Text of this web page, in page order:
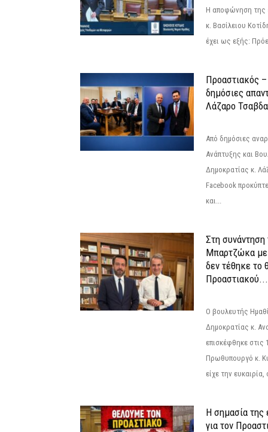
Η αποφώνηση της
κ. Βασίλειου
έχει ως εξής:
Προαστιακός
δημόσιες
Λάζαρο
Από δημόσιες
Ανάπτυξης και
Δημοκρατίας κ.
Facebook
και...
Στη
Μπαρτζώκα
δεν τέθηκε το
Προαστιακού...
Ο βουλευτής
Δημοκρατίας κ.
επισκέφθηκε στις
Πρωθυπουργό κ.
είχε την
Η σημασία της
για τον